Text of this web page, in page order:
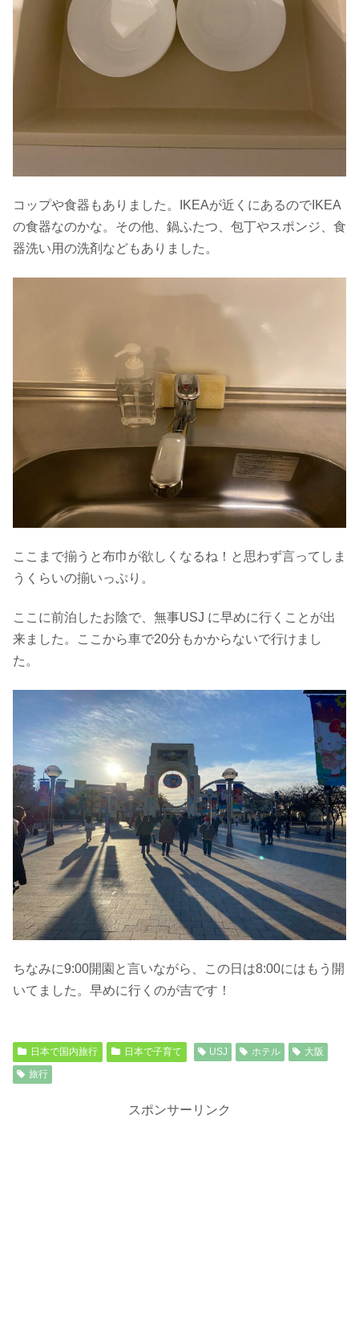
コップや食器もありました。IKEAが近くにあるのでIKEA
の食器なのかな。その他、鍋ふたつ、包丁やスポンジ、食
器洗い用の洗剤などもありました。
ここまで揃うと布巾が欲しくなるね！と思わず言ってしま
うくらいの揃いっぷり。
ここに前泊したお陰で、無事USJ に早めに行くことが出
来ました。ここから車で20分もかからないで行けまし
た。
ちなみに9:00開園と言いながら、この日は8:00にはもう開
いてました。早めに行くのが吉です！
日本で国内旅行 日本で子育て USJ ホテル
大阪
旅行
スポンサーリンク